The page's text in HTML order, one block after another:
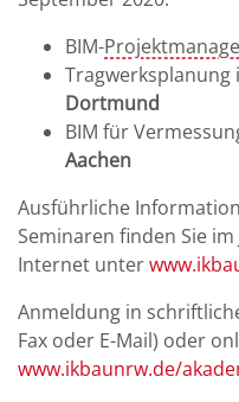
BIM-
Tragwerksplanung
Dortmund
BIM für
Aachen
Ausführliche
Seminaren finden Sie
Internet unter
Anmeldung in
Fax oder E-Mail) oder
www.ikbaunrw.de/